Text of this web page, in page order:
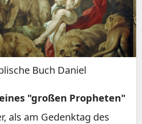
Buch Daniel
"großen Propheten"
als am Gedenktag des